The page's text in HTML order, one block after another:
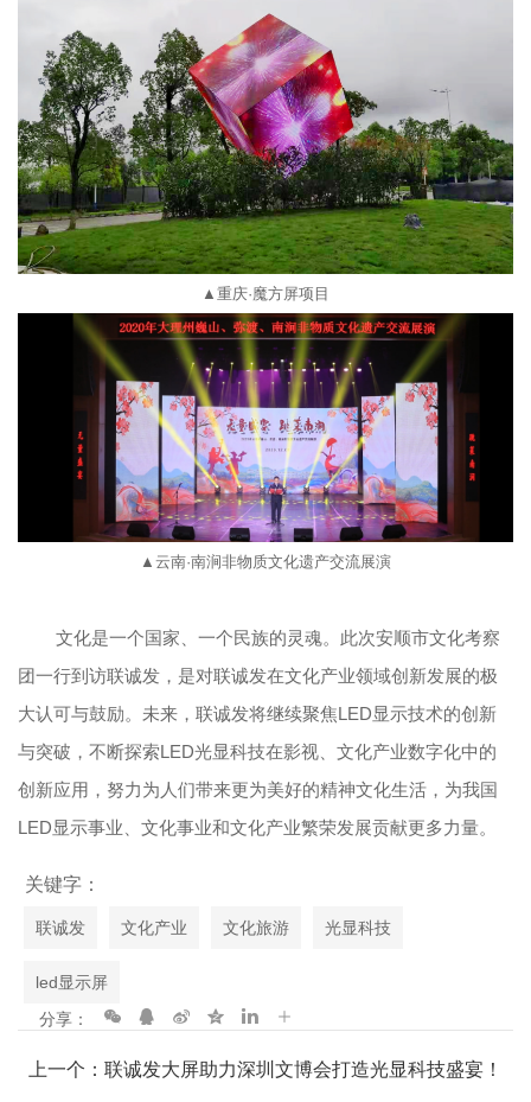
▲重庆·魔方屏项目
▲云南·南涧非物质文化遗产交流展演
文化是一个国家、一个民族的灵魂。此次安顺市文化考察
团一行到访联诚发，是对联诚发在文化产业领域创新发展的极
大认可与鼓励。未来，联诚发将继续聚焦LED显示技术的创新
与突破，不断探索LED光显科技在影视、文化产业数字化中的
创新应用，努力为人们带来更为美好的精神文化生活，为我国
LED显示事业、文化事业和文化产业繁荣发展贡献更多力量。
关键字：
联诚发 文化产业 文化旅游 光显科技
led显示屏
分享：
上一个：联诚发大屏助力深圳文博会打造光显科技盛宴！